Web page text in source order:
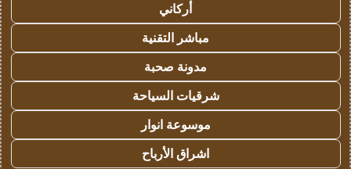
أركاني
مباشر التقنية
مدونة صحبة
شرقيات السياحة
موسوعة انوار
اشراق الأرباح